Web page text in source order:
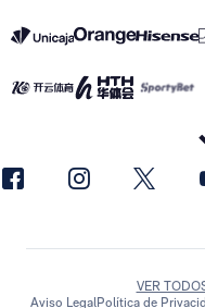
VER
Aviso LegalPolítica de